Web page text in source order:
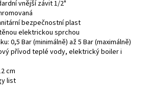
vnější závit 1/2"
bezpečnostní plast
elektrickou sprchou
0,5 Bar (minimálně) až 5 Bar (maximálně)
přívod teplé vody, elektrický boiler i
cm
list